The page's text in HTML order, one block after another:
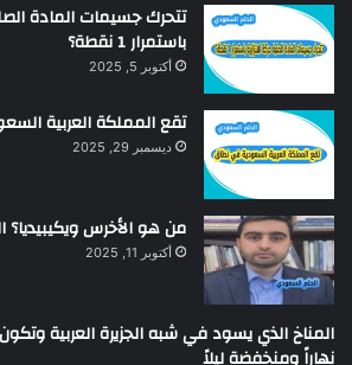
تتحرك جسيمات المادة
باستمرار 1 نقطة؟
أكتوبر 5, 2025
تقع المملكة العربية
ديسمبر 29, 2025
من هو الأخرس ويكيبيديا؟
أكتوبر 11, 2025
المناخ الذي يسود في شبه الجزيرة العربية
نهاراً ومنخفضة ليلاً